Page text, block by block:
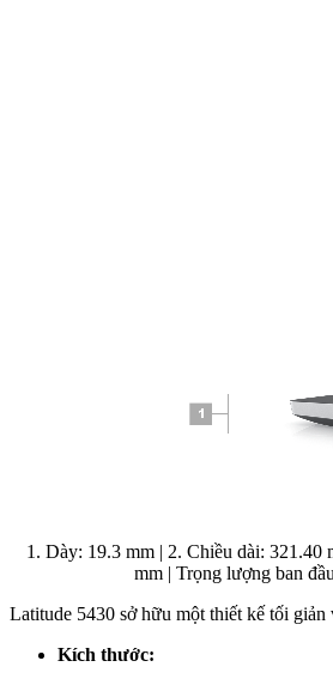
1. Dày: 19.3 mm | 2. Chiều dài: 321.40
mm | Trọng lượng ban
Latitude 5430 sở hữu một thiết kế tối giản
Kích thước: